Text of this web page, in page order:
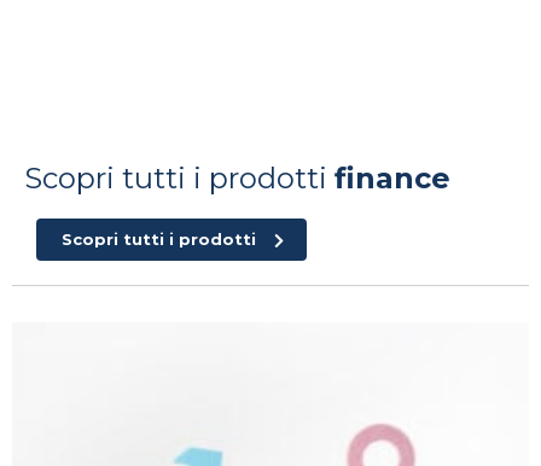
Scopri tutti i prodotti finance
Scopri tutti i prodotti